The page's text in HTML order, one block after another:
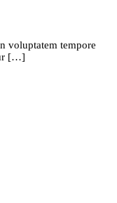
voluptatem tempore
[…]